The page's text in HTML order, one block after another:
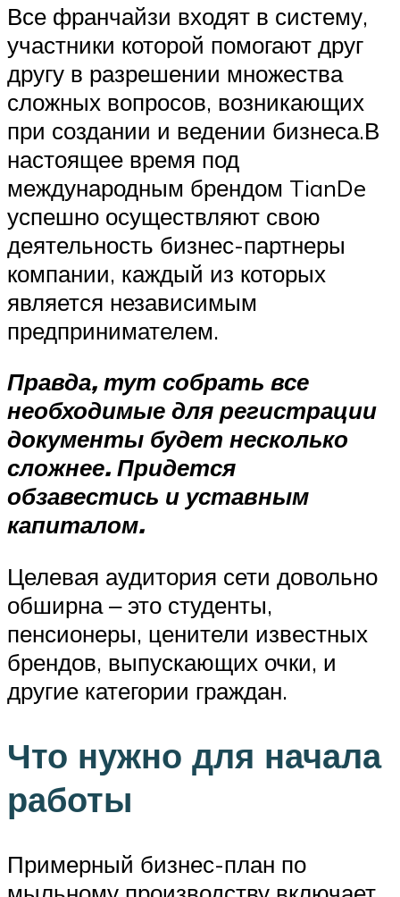
Все франчайзи входят в систему,
участники которой помогают друг
другу в разрешении множества
сложных вопросов, возникающих
при создании и ведении бизнеса.В
настоящее время под
международным брендом TianDe
успешно осуществляют свою
деятельность бизнес-партнеры
компании, каждый из которых
является независимым
предпринимателем.
Правда, тут собрать все
необходимые для регистрации
документы будет несколько
сложнее. Придется
обзавестись и уставным
капиталом.
Целевая аудитория сети довольно
обширна ‒ это студенты,
пенсионеры, ценители известных
брендов, выпускающих очки, и
другие категории граждан.
Что нужно для начала
работы
Примерный бизнес-план по